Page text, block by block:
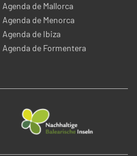
Agenda de Mallorca
Agenda de Menorca
Agenda de Ibiza
Agenda de Formentera